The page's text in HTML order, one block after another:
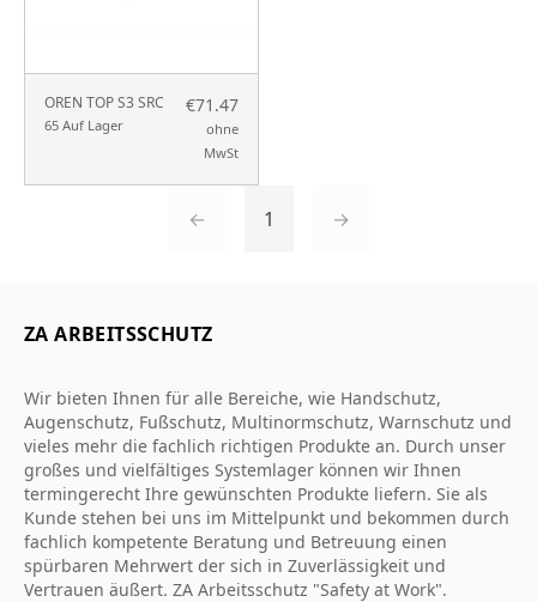
OREN TOP S3 SRC
65 Auf Lager
€71.47
ohne
MwSt
← 1 →
ZA ARBEITSSCHUTZ
Wir bieten Ihnen für alle Bereiche, wie Handschutz,
Augenschutz, Fußschutz, Multinormschutz, Warnschutz und
vieles mehr die fachlich richtigen Produkte an. Durch unser
großes und vielfältiges Systemlager können wir Ihnen
termingerecht Ihre gewünschten Produkte liefern. Sie als
Kunde stehen bei uns im Mittelpunkt und bekommen durch
fachlich kompetente Beratung und Betreuung einen
spürbaren Mehrwert der sich in Zuverlässigkeit und
Vertrauen äußert. ZA Arbeitsschutz "Safety at Work".